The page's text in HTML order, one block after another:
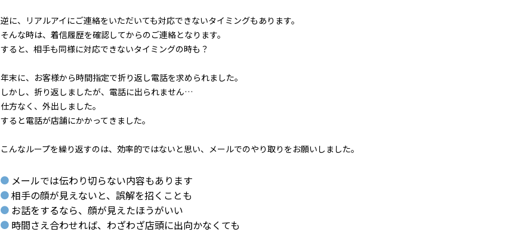
逆に、リアルアイにご連絡をいただいても対応できないタイミングもあります。
そんな時は、着信履歴を確認してからのご連絡となります。
すると、相手も同様に対応できないタイミングの時も？
年末に、お客様から時間指定で折り返し電話を求められました。
しかし、折り返しましたが、電話に出られません…
仕方なく、外出しました。
すると電話が店舗にかかってきました。
こんなループを繰り返すのは、効率的ではないと思い、メールでのやり取りをお願いしました。
メールでは伝わり切らない内容もあります
相手の顔が見えないと、誤解を招くことも
お話をするなら、顔が見えたほうがいい
時間さえ合わせれば、わざわざ店頭に出向かなくても